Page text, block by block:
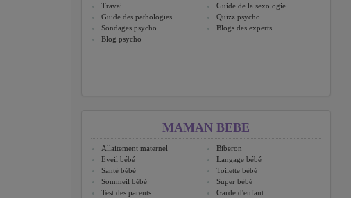
Travail
Guide de la sexologie
Guide des pathologies
Quizz psycho
Sondages psycho
Blogs des experts
Blog psycho
MAMAN BEBE
Allaitement maternel
Biberon
Eveil bébé
Langage bébé
Santé bébé
Toilette bébé
Sommeil bébé
Super bébé
Test des parents
Garde d'enfant